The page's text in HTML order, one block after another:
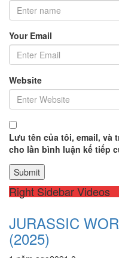
Your Email
Website
Lưu tên của tôi, email, và
cho lần bình luận kế tiếp
Right Sidebar Videos
JURASSIC
(2025)